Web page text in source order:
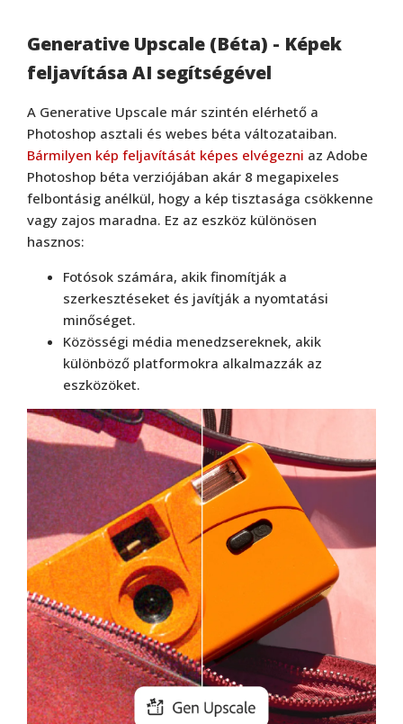
Generative Upscale (Béta) - Képek
feljavítása AI segítségével
A Generative Upscale már szintén elérhető a
Photoshop asztali és webes béta változataiban.
Bármilyen kép feljavítását képes elvégezni az Adobe
Photoshop béta verziójában akár 8 megapixeles
felbontásig anélkül, hogy a kép tisztasága csökkenne
vagy zajos maradna. Ez az eszköz különösen
hasznos:
Fotósok számára, akik finomítják a
szerkesztéseket és javítják a nyomtatási
minőséget.
Közösségi média menedzsereknek, akik
különböző platformokra alkalmazzák az
eszközöket.